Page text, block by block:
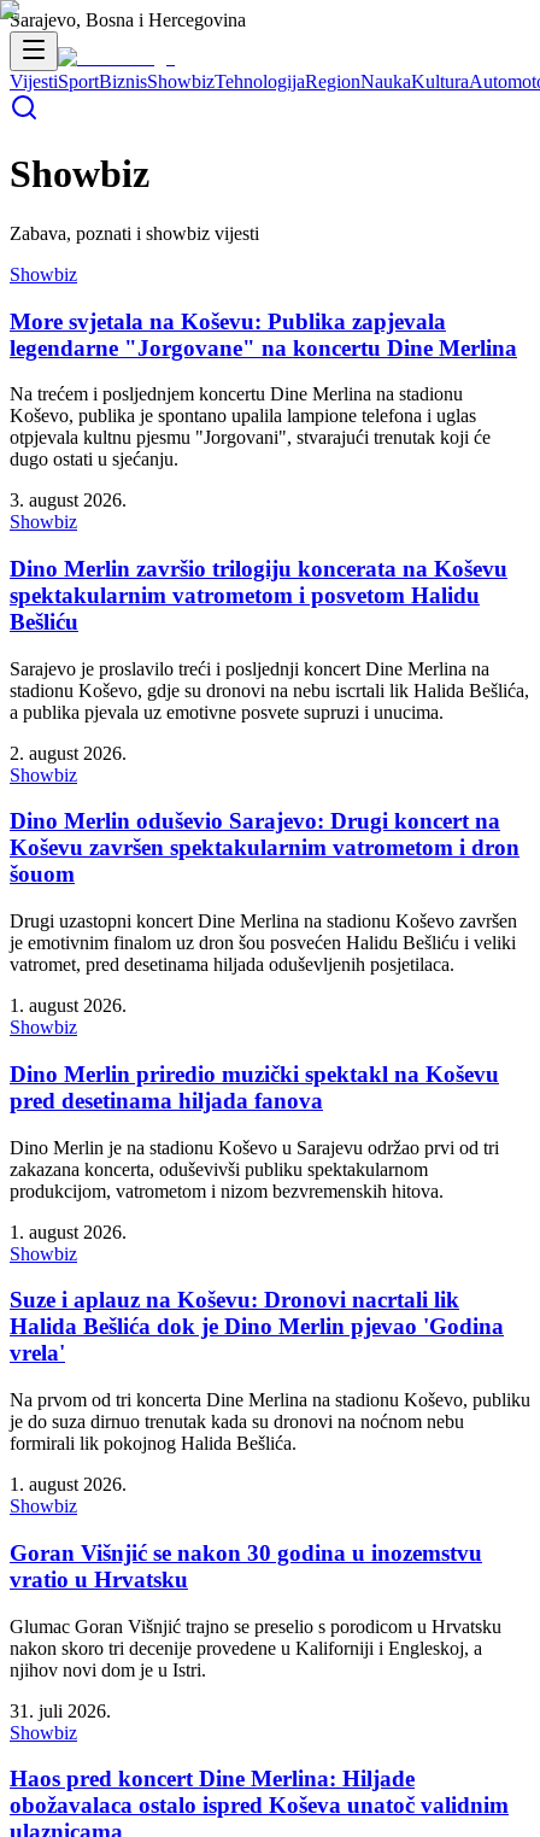
Sarajevo, Bosna i Hercegovina
VijestiSportBiznisShowbizTehnologijaRegionNaukaKultura
Showbiz
Zabava, poznati i showbiz vijesti
Showbiz
More svjetala na Koševu: Publika zapjevala
legendarne "Jorgovane" na koncertu Dine Merlina
Na trećem i posljednjem koncertu Dine Merlina na stadionu
Koševo, publika je spontano upalila lampione telefona i uglas
otpjevala kultnu pjesmu "Jorgovani", stvarajući trenutak koji će
dugo ostati u sjećanju.
3. august 2026.
Showbiz
Dino Merlin završio trilogiju koncerata na Koševu
spektakularnim vatrometom i posvetom Halidu
Bešliću
Sarajevo je proslavilo treći i posljednji koncert Dine Merlina na
stadionu Koševo, gdje su dronovi na nebu iscrtali lik Halida Bešlića,
a publika pjevala uz emotivne posvete supruzi i unucima.
2. august 2026.
Showbiz
Dino Merlin oduševio Sarajevo: Drugi koncert na
Koševu završen spektakularnim vatrometom i dron
šouom
Drugi uzastopni koncert Dine Merlina na stadionu Koševo završen
je emotivnim finalom uz dron šou posvećen Halidu Bešliću i veliki
vatromet, pred desetinama hiljada oduševljenih posjetilaca.
1. august 2026.
Showbiz
Dino Merlin priredio muzički spektakl na Koševu
pred desetinama hiljada fanova
Dino Merlin je na stadionu Koševo u Sarajevu održao prvi od tri
zakazana koncerta, oduševivši publiku spektakularnom
produkcijom, vatrometom i nizom bezvremenskih hitova.
1. august 2026.
Showbiz
Suze i aplauz na Koševu: Dronovi nacrtali lik
Halida Bešlića dok je Dino Merlin pjevao 'Godina
vrela'
Na prvom od tri koncerta Dine Merlina na stadionu Koševo, publiku
je do suza dirnuo trenutak kada su dronovi na noćnom nebu
formirali lik pokojnog Halida Bešlića.
1. august 2026.
Showbiz
Goran Višnjić se nakon 30 godina u inozemstvu
vratio u Hrvatsku
Glumac Goran Višnjić trajno se preselio s porodicom u Hrvatsku
nakon skoro tri decenije provedene u Kaliforniji i Engleskoj, a
njihov novi dom je u Istri.
31. juli 2026.
Showbiz
Haos pred koncert Dine Merlina: Hiljade
obožavalaca ostalo ispred Koševa unatoč validnim
ulaznicama